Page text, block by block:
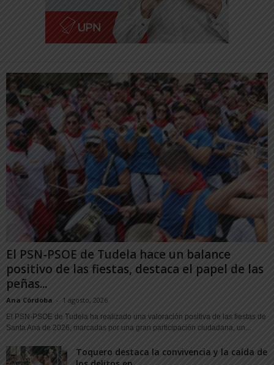
El PSN-PSOE de Tudela hace un balance
positivo de las fiestas, destaca el papel de las
peñas...
Ana Córdoba - 1 agosto, 2026
El PSN-PSOE de Tudela ha realizado una valoración positiva de las fiestas de
Santa Ana de 2026, marcadas por una gran participación ciudadana, un...
Toquero destaca la convivencia y la caída de